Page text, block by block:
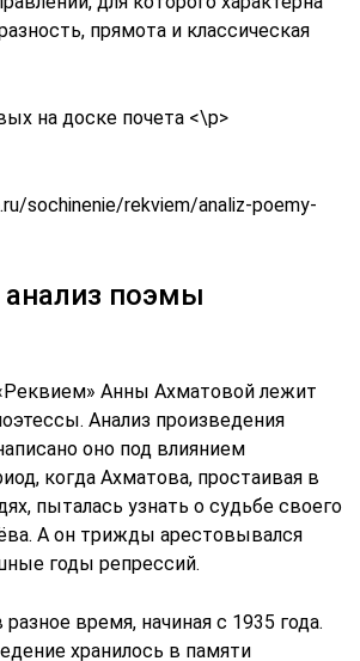
прямота и классическая
на доске почета <\p>
sochinenie/rekviem/analiz-poemy-
поэмы
Анны Ахматовой лежит
Анализ произведения
оно под влиянием
когда Ахматова, простаивая в
пыталась узнать о судьбе своего
А он трижды арестовывался
годы репрессий.
время, начиная с 1935 года.
хранилось в памяти